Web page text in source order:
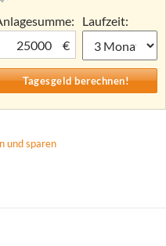
€
Laufzeit:
und sparen